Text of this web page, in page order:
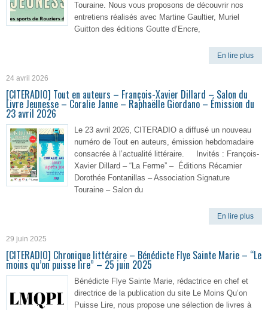
Touraine. Nous vous proposons de découvrir nos
entretiens réalisés avec Martine Gaultier, Muriel
Guitton des éditions Goutte d’Encre,
En lire plus
24 avril 2026
[CITERADIO] Tout en auteurs – François-Xavier Dillard – Salon du
Livre Jeunesse – Coralie Janne – Raphaëlle Giordano – Émission du
23 avril 2026
Le 23 avril 2026, CITERADIO a diffusé un nouveau
numéro de Tout en auteurs, émission hebdomadaire
consacrée à l’actualité littéraire. Invités : François-
Xavier Dillard – “La Ferme” – Éditions Récamier
Dorothée Fontanillas – Association Signature
Touraine – Salon du
En lire plus
29 juin 2025
[CITERADIO] Chronique littéraire – Bénédicte Flye Sainte Marie – “Le
moins qu’on puisse lire” – 25 juin 2025
Bénédicte Flye Sainte Marie, rédactrice en chef et
directrice de la publication du site Le Moins Qu’on
Puisse Lire, nous propose une sélection de livres à